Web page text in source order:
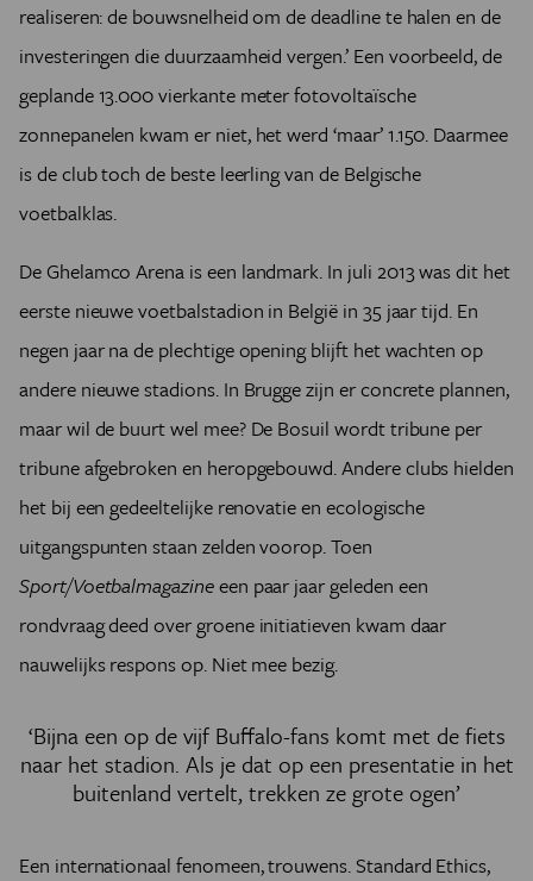
realiseren: de bouwsnelheid om de deadline te halen en de
investeringen die duurzaamheid vergen.’ Een voorbeeld, de
geplande 13.000 vierkante meter fotovoltaïsche
zonnepanelen kwam er niet, het werd ‘maar’ 1.150. Daarmee
is de club toch de beste leerling van de Belgische
voetbalklas.
De Ghelamco Arena is een landmark. In juli 2013 was dit het
eerste nieuwe voetbalstadion in België in 35 jaar tijd. En
negen jaar na de plechtige opening blijft het wachten op
andere nieuwe stadions. In Brugge zijn er concrete plannen,
maar wil de buurt wel mee? De Bosuil wordt tribune per
tribune afgebroken en heropgebouwd. Andere clubs hielden
het bij een gedeeltelijke renovatie en ecologische
uitgangspunten staan zelden voorop. Toen
Sport/Voetbalmagazineeen paar jaar geleden een
rondvraag deed over groene initiatieven kwam daar
nauwelijks respons op. Niet mee bezig.
‘Bijna een op de vijf Buffalo-fans komt met de fiets
naar het stadion. Als je dat op een presentatie in het
buitenland vertelt, trekken ze grote ogen’
Een internationaal fenomeen, trouwens. Standard Ethics,